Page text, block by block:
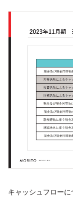
キャッシュフロー